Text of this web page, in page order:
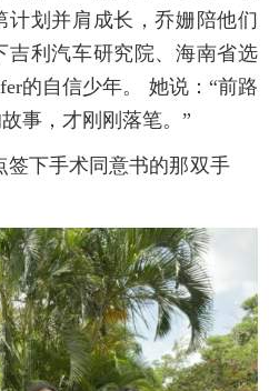
计划并肩成长，乔姗陪他们
吉利汽车研究院、海南省选
的自信少年。 她说：“前路
故事，才刚刚落笔。”
签下手术同意书的那双手